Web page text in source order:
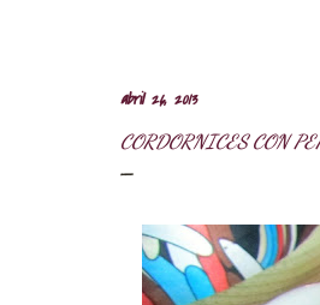
abril 26, 2013
CORDORNICES CON